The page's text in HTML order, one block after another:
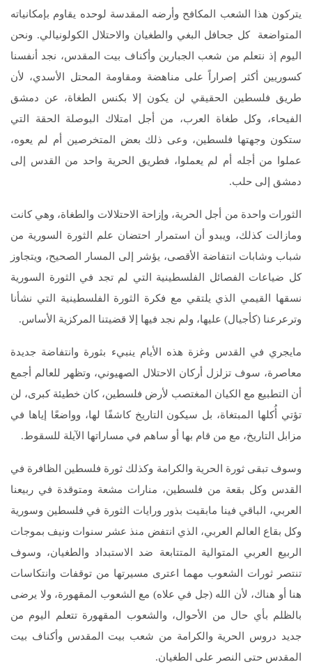
يتركون هذا الشعب المكافح وأرضه المقدسة لوحده يقاوم بإمكانياته
المتواضعة كل جحافل البغي والطغيان والاحتلال الكولونيالي. ونحن
اليوم إذ نتعلم من شعب الجبارين وأكناف بيت المقدس، نجد أنفسنا
كسوريين أكثر إصراراً على مناهضة ومقاومة المحتل الأسدي، لأن
طريق فلسطين الحقيقي لن يكون إلا بكنس الطغاة، عن دمشق
الفيحاء، وكل طغاة العرب، من أجل امتلاك البوصلة الحقة التي
ستكون وجهتها فلسطين، وعى ذلك بعض المتخرصين أم لم يعوه،
عملوا من أجله أم لم يعملوا، فطريق الحرية واحد من القدس إلى
دمشق إلى حلب.
الثورات واحدة من أجل الحرية، وإزاحة الاحتلالات والطغاة، وهي كانت
ومازالت كذلك، ويبدو أن استمرار احتضان علم الثورة السورية من
شباب وشابات انتفاضة الأقصى، يؤشر إلى المسار الصحيح، ويتجاوز
كل ضياعات الفصائل الفلسطينية التي لم تجد في الثورة السورية
نسقها القيمي الذي يلتقي مع فكرة الثورة الفلسطينية التي نشأنا
وترعرعنا (كأجيال) عليها، ولم نجد فيها إلا قضيتنا المركزية الأساس.
مايجري في القدس وغزة هذه الأيام ينبيء بثورة وانتفاضة جديدة
معاصرة، سوف تزلزل أركان الاحتلال الصهيوني، وتظهر للعالم أجمع
أن التطبيع مع الكيان المغتصب لأرض فلسطين، كان خطيئة كبرى، لن
تؤتي أُكلها المبتغاة، بل سيكون التاريخ كاشفًا لها، وواضعًا إياها في
مزابل التاريخ، مع من قام بها أو ساهم في مساراتها الآيلة للسقوط.
وسوف تبقى ثورة الحرية والكرامة وكذلك ثورة فلسطين الظافرة في
القدس وكل بقعة من فلسطين، منارات مشعة ومتوقدة في ربيعنا
العربي، الباقي فينا مابقيت بذور ورايات الثورة في فلسطين وسورية
وكل بقاع العالم العربي، الذي انتفض منذ عشر سنوات ونيف بموجات
الربيع العربي المتوالية المتتابعة ضد الاستبداد والطغيان، وسوف
تنتصر ثورات الشعوب مهما اعترى مسيرتها من توقفات وانتكاسات
هنا أو هناك، لأن الله (جل في علاه) مع الشعوب المقهورة، ولا يرضى
بالظلم بأي حال من الأحوال، والشعوب المقهورة تتعلم اليوم من
جديد دروس الحرية والكرامة من شعب بيت المقدس وأكناف بيت
المقدس حتى النصر على الطغيان.